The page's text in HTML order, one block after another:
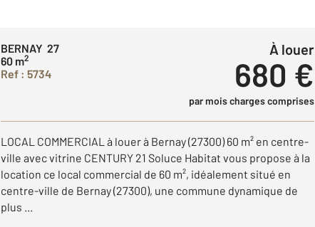
BERNAY 27
60 m2
Ref : 5734
à louer
680 €
par mois charges comprises
LOCAL COMMERCIAL à louer à Bernay (27300) 60 m² en centre-
ville avec vitrine CENTURY 21 Soluce Habitat vous propose à la
location ce local commercial de 60 m², idéalement situé en
centre-ville de Bernay (27300), une commune dynamique de
plus ...